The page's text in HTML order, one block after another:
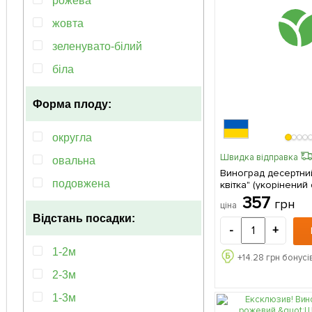
жовта
зеленувато-білий
біла
Форма плоду:
округла
овальна
подовжена
Відстань посадки:
1-2м
2-3м
1-3м
Швидка відправка
Виноград
квітка"
контейнері) 1 саджанець в
упаковці
ціна 357 грн
- +
+14.28 грн